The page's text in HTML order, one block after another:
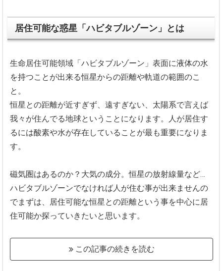
居住可能な惑星「ハビタブルゾーン」とは
生命居住可能領域「ハビタブルゾーン」 表面に液体の水
を持つことが出来る恒星からの距離や軌道の範囲のこ
と。
恒星との距離が近すぎず、 遠すぎない、太陽系で言えば
我々が住んでる地球ということになります。
人が居住す
るには酸素や水が存在していることが最も重要になりま
す。
磁気圏はあるのか？大気の成分。恒星の放射線量など…
ハビタブルゾーンでなければ人が住む事が出来ませんの
でまずは、居住可能な恒星との距離という事を中心に居
住可能か探っていきたいと思います。
この記事の続きを読む